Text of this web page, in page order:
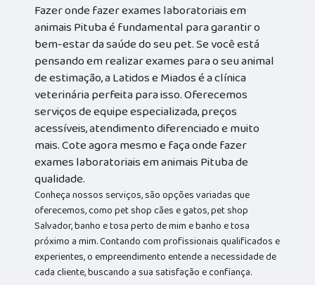
Fazer onde fazer exames laboratoriais em
animais Pituba é fundamental para garantir o
bem-estar da saúde do seu pet. Se você está
pensando em realizar exames para o seu animal
de estimação, a Latidos e Miados é a clínica
veterinária perfeita para isso. Oferecemos
serviços de equipe especializada, preços
acessíveis, atendimento diferenciado e muito
mais. Cote agora mesmo e faça onde fazer
exames laboratoriais em animais Pituba de
qualidade.
Conheça nossos serviços, são opções variadas que
oferecemos, como pet shop cães e gatos, pet shop
Salvador, banho e tosa perto de mim e banho e tosa
próximo a mim. Contando com profissionais qualificados e
experientes, o empreendimento entende a necessidade de
cada cliente, buscando a sua satisfação e confiança.